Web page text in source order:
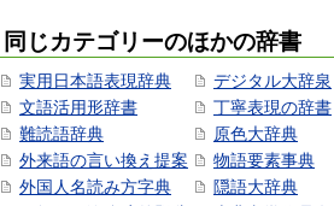
同じカテゴリーのほかの辞書
実用日本語表現辞典
文語活用形辞書
難読語辞典
外来語の言い換え提案
外国人名読み方字典
デジタル大辞泉
丁寧表現の辞書
原色大辞典
物語要素事典
隠語大辞典